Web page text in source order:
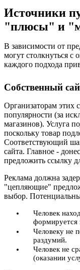
Источники
"плюсы" и
В зависимости от
могут столкнуться
каждого подхода
Собственный
Организаторам этих
популярности (за
магазинов). Услуга
поскольку товар
Соответствующий
сайта. Главное -
предложить ссылку
Реклама должна
"цепляющие"
выбор.
Человек
формируется
Человеку не
раздумий.
Человек не
(оказании